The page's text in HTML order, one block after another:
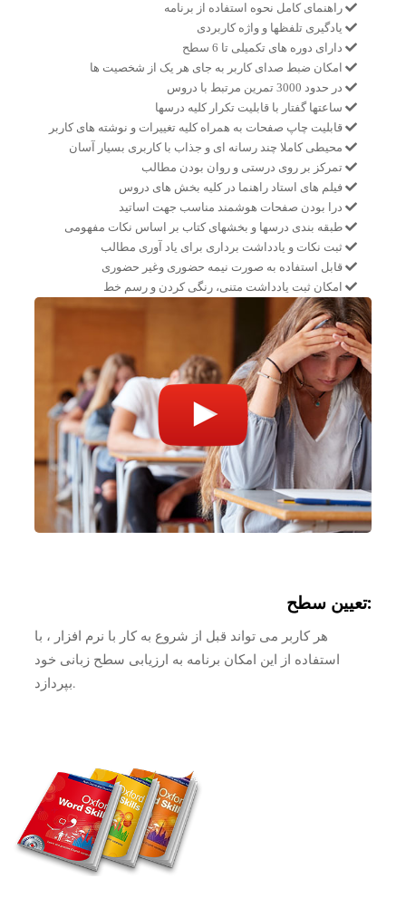
راهنمای کامل نحوه استفاده از برنامه
یادگیری تلفظها و واژه کاربردی
دارای دوره های تکمیلی تا 6 سطح
امکان ضبط صدای کاربر به جای هر یک از شخصیت ها
در حدود 3000 تمرین مرتبط با دروس
ساعتها گفتار با قابلیت تکرار کلیه درسها
قابلیت چاپ صفحات به همراه کلیه تغییرات و نوشته های کاربر
محیطی کاملا چند رسانه ای و جذاب با کاربری بسیار آسان
تمرکز بر روی درستی و روان بودن مطالب
فیلم های استاد راهنما در کلیه بخش های دروس
درا بودن صفحات هوشمند مناسب جهت اساتید
طبقه بندی درسها و بخشهای کتاب بر اساس نکات مفهومی
ثبت نکات و یادداشت برداری برای یاد آوری مطالب
قابل استفاده به صورت نیمه حضوری وغیر حضوری
امکان ثبت یادداشت متنی، رنگی کردن و رسم خط
تعیین سطح:
هر کاربر می تواند قبل از شروع به کار با نرم افزار ، با
استفاده از این امکان برنامه به ارزیابی سطح زبانی خود
بپردازد.